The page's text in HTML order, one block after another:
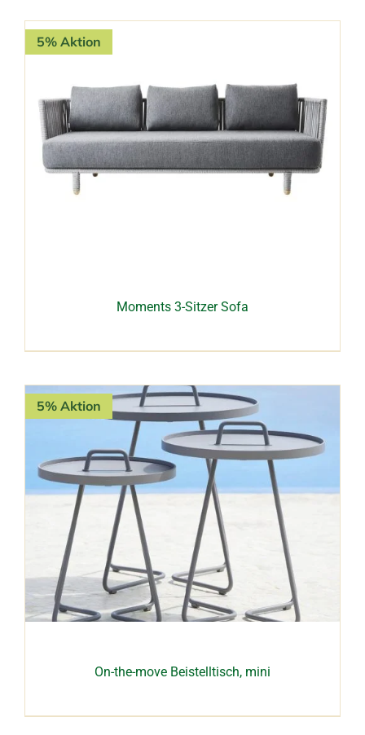
5% Aktion
Moments 3-Sitzer Sofa
5% Aktion
On-the-move Beistelltisch, mini